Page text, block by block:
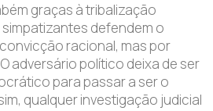
graças à tribalização
defendem o
racional, mas por
adversário político deixa de ser
para passar a ser o
qualquer investigação judicial